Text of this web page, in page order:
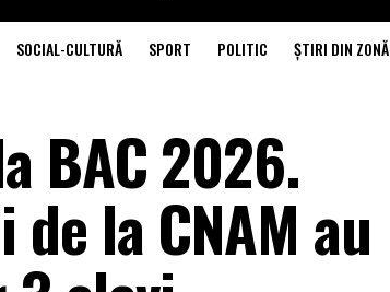
SOCIAL-CULTURĂ SPORT POLITIC ŞTIRI DIN ZONĂ
BAC 2026.
la CNAM au